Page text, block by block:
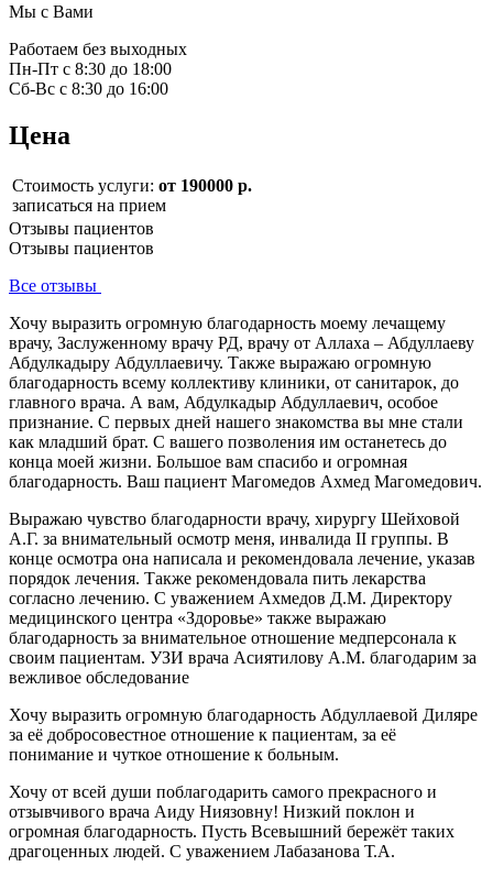
Мы с Вами
Работаем без выходных
Пн-Пт с 8:30 до 18:00
Сб-Вс с 8:30 до 16:00
Цена
Стоимость услуги: от 190000 р.
записаться на прием
Отзывы пациентов
Отзывы пациентов
Все отзывы
Хочу выразить огромную благодарность моему лечащему
врачу, Заслуженному врачу РД, врачу от Аллаха – Абдуллаеву
Абдулкадыру Абдуллаевичу. Также выражаю огромную
благодарность всему коллективу клиники, от санитарок, до
главного врача. А вам, Абдулкадыр Абдуллаевич, особое
признание. С первых дней нашего знакомства вы мне стали
как младший брат. С вашего позволения им останетесь до
конца моей жизни. Большое вам спасибо и огромная
благодарность. Ваш пациент Магомедов Ахмед Магомедович.
Выражаю чувство благодарности врачу, хирургу Шейховой
А.Г. за внимательный осмотр меня, инвалида II группы. В
конце осмотра она написала и рекомендовала лечение, указав
порядок лечения. Также рекомендовала пить лекарства
согласно лечению. С уважением Ахмедов Д.М. Директору
медицинского центра «Здоровье» также выражаю
благодарность за внимательное отношение медперсонала к
своим пациентам. УЗИ врача Асиятилову А.М. благодарим за
вежливое обследование
Хочу выразить огромную благодарность Абдуллаевой Диляре
за её добросовестное отношение к пациентам, за её
понимание и чуткое отношение к больным.
Хочу от всей души поблагодарить самого прекрасного и
отзывчивого врача Аиду Ниязовну! Низкий поклон и
огромная благодарность. Пусть Всевышний бережёт таких
драгоценных людей. С уважением Лабазанова Т.А.